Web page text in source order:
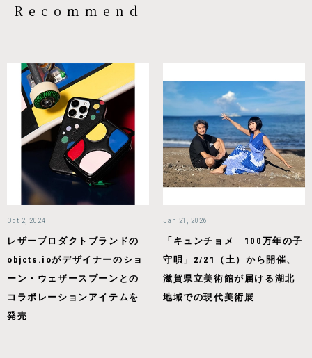
Recommend
Oct 2, 2024
レザープロダクトブランドの
objcts.ioがデザイナーのショ
ーン・ウェザースプーンとの
コラボレーションアイテムを
発売
Jan 21, 2026
「キュンチョメ 100万年の子
守唄」2/21（土）から開催、
滋賀県立美術館が届ける湖北
地域での現代美術展